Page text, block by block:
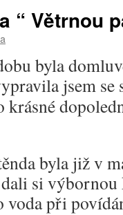
“ Větrnou
byla
jsem se
krásné
byla již v
si výbornou
voda při